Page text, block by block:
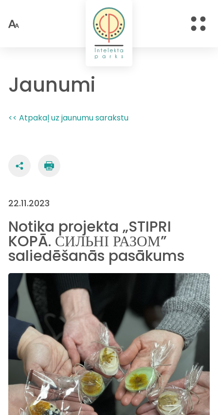
Jaunumi
<< Atpakaļ uz jaunumu sarakstu
22.11.2023
Notika projekta „STIPRI
KOPĀ. СИЛЬНІ РАЗОМ”
saliedēšanās pasākums